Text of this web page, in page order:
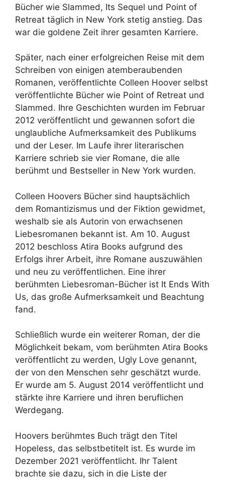
Bücher wie Slammed, Its Sequel und Point of
Retreat täglich in New York stetig anstieg. Das
war die goldene Zeit ihrer gesamten Karriere.
Später, nach einer erfolgreichen Reise mit dem
Schreiben von einigen atemberaubenden
Romanen, veröffentlichte Colleen Hoover selbst
veröffentlichte Bücher wie Point of Retreat und
Slammed. Ihre Geschichten wurden im Februar
2012 veröffentlicht und gewannen sofort die
unglaubliche Aufmerksamkeit des Publikums
und der Leser. Im Laufe ihrer literarischen
Karriere schrieb sie vier Romane, die alle
berühmt und Bestseller in New York wurden.
Colleen Hoovers Bücher sind hauptsächlich
dem Romantizismus und der Fiktion gewidmet,
weshalb sie als Autorin von erwachsenen
Liebesromanen bekannt ist. Am 10. August
2012 beschloss Atira Books aufgrund des
Erfolgs ihrer Arbeit, ihre Romane auszuwählen
und neu zu veröffentlichen. Eine ihrer
berühmten Liebesroman-Bücher ist It Ends With
Us, das große Aufmerksamkeit und Beachtung
fand.
Schließlich wurde ein weiterer Roman, der die
Möglichkeit bekam, vom berühmten Atira Books
veröffentlicht zu werden, Ugly Love genannt,
der von den Menschen sehr geschätzt wurde.
Er wurde am 5. August 2014 veröffentlicht und
stärkte ihre Karriere und ihren beruflichen
Werdegang.
Hoovers berühmtes Buch trägt den Titel
Hopeless, das selbstbetitelt ist. Es wurde im
Dezember 2021 veröffentlicht. Ihr Talent
brachte sie dazu, sich in die Liste der